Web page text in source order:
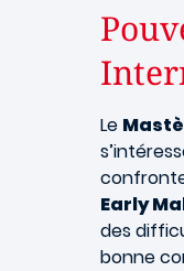
Le
Early
des
bonne